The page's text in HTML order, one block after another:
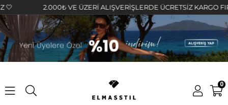
2.000₺ VE ÜZERİ ALIŞVERİŞLERDE ÜCRETSİZ KARGO
0